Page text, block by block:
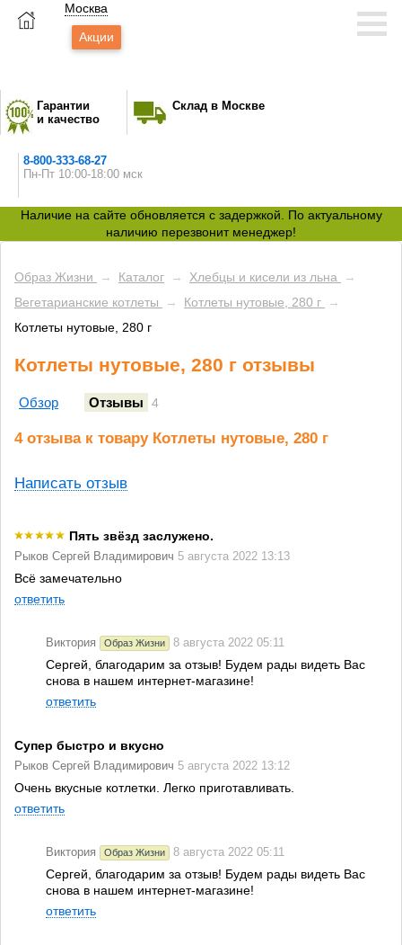
Москва
Акции
Гарантии
и качество
Склад в Москве
8-800-333-68-27
Пн-Пт 10:00-18:00 мск
Наличие на сайте обновляется с задержкой. По актуальному
наличию перезвонит менеджер!
Образ Жизни → Каталог → Хлебцы и кисели из льна
→
Вегетарианские котлеты
→ Котлеты нутовые, 280 г
→
Котлеты нутовые, 280 г
Котлеты нутовые, 280 г отзывы
Обзор Отзывы 4
4 отзыва к товару Котлеты нутовые, 280 г
Написать отзыв
Пять звёзд заслужено.
Рыков Сергей Владимирович 5 августа 2022 13:13
Всё замечательно
ответить
Виктория Образ Жизни 8 августа 2022 05:11
Сергей, благодарим за отзыв! Будем рады видеть Вас
снова в нашем интернет-магазине!
ответить
Супер быстро и вкусно
Рыков Сергей Владимирович 5 августа 2022 13:12
Очень вкусные котлетки. Легко приготавливать.
ответить
Виктория Образ Жизни 8 августа 2022 05:11
Сергей, благодарим за отзыв! Будем рады видеть Вас
снова в нашем интернет-магазине!
ответить